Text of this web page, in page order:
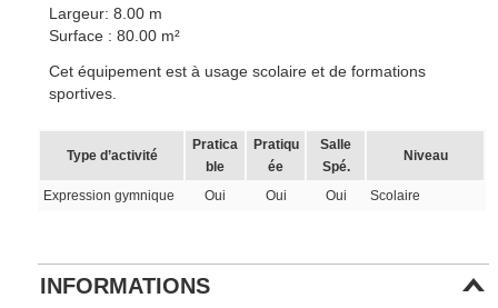
Largeur: 8.00 m
Surface : 80.00 m²
Cet équipement est à usage scolaire et de formations
sportives.
Type d’activité
Pratica
ble
Pratiqu
ée
Salle
Spé.
Niveau
Expression gymnique Oui Oui Oui Scolaire
INFORMATIONS